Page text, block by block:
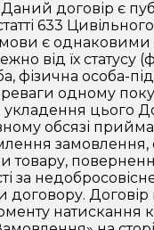
договір є
633
є однаковими
від їх статусу
фізична особа-
одному
цього
обсязі
замовлення,
товару,
за
договору. Договір
натискання